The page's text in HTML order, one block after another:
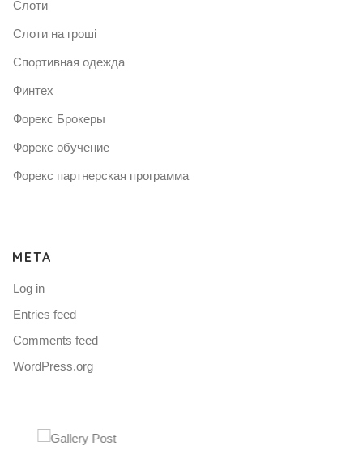
Слоти
Слоти на гроші
Спортивная одежда
Финтех
Форекс Брокеры
Форекс обучение
Форекс партнерская программа
META
Log in
Entries feed
Comments feed
WordPress.org